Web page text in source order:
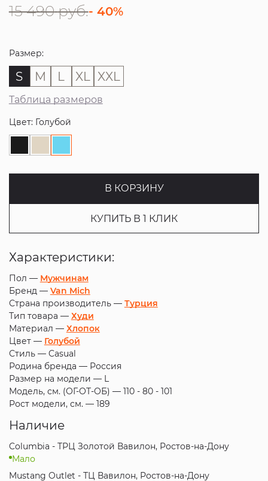
15 490 руб.- 40%
Размер:
S M L XL XXL
Таблица размеров
Цвет: Голубой
В КОРЗИНУ
КУПИТЬ В 1 КЛИК
Характеристики:
Пол — Мужчинам
Бренд — Van Mich
Страна производитель — Турция
Тип товара — Худи
Материал — Хлопок
Цвет — Голубой
Стиль — Casual
Родина бренда — Россия
Размер на модели — L
Модель, см. (ОГ-ОТ-ОБ) — 110 - 80 - 101
Рост модели, см. — 189
Наличие
Columbia - ТРЦ Золотой Вавилон, Ростов-на-Дону
Мало
Mustang Outlet - ТЦ Вавилон, Ростов-на-Дону